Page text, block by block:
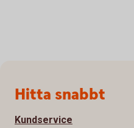
Sidfot
Hitta snabbt
Kundservice